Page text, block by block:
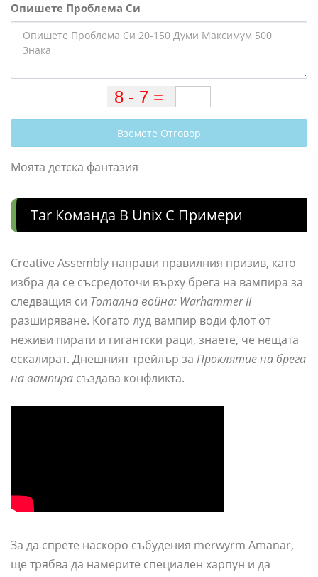
Опишете Проблема Си
Вземете Отговор
Моята детска фантазия
Tar Команда В Unix С Примери
Creative Assembly направи правилния призив, като
избра да се съсредоточи върху брега на вампира за
следващия си Тотална война: Warhammer II
разширяване. Когато луд вампир води флот от
неживи пирати и гигантски раци, знаете, че нещата
ескалират. Днешният трейлър за Проклятие на брега
на вампира създава конфликта.
За да спрете наскоро събудения merwyrm Amanar,
ще трябва да намерите специален харпун и да